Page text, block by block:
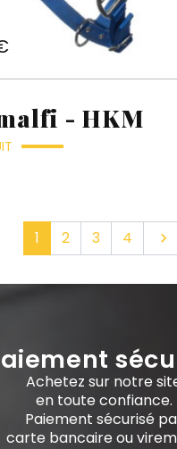
- HKM
1 2 3 4 
Achetez sur notre
en toute confiance.
Paiement sécurisé
carte bancaire ou